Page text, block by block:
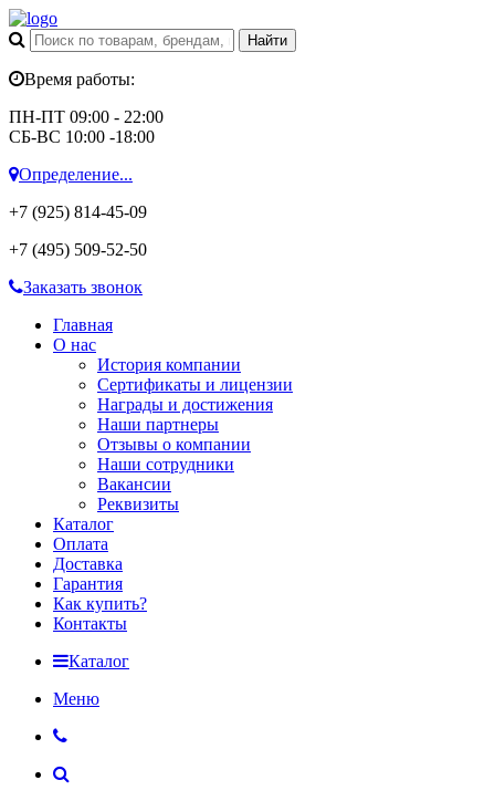
Время работы:
ПН-ПТ 09:00 - 22:00
СБ-ВС 10:00 -18:00
Определение...
+7 (925) 814-45-09
+7 (495) 509-52-50
Заказать звонок
Главная
О нас
История компании
Сертификаты и лицензии
Награды и достижения
Наши партнеры
Отзывы о компании
Наши сотрудники
Вакансии
Реквизиты
Каталог
Оплата
Доставка
Гарантия
Как купить?
Контакты
Каталог
Меню